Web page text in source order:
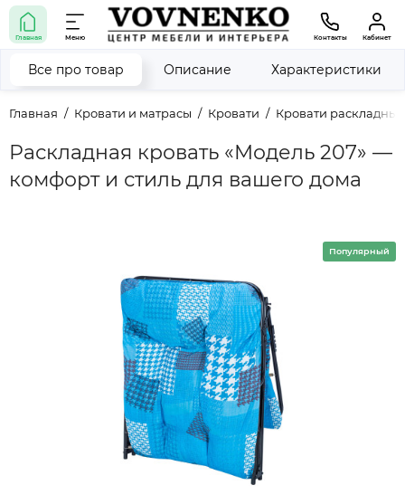
Главная Меню Контакты Кабинет
Главная Кровати и матрасы Кровати Кровати
Раскладная кровать «Модель 207» —
комфорт и стиль для вашего дома
Все про товар Описание Характеристики
Популярный